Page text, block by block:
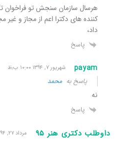
هرسال سازمان سنجش تو فراخوان
کننده های دکترا اعم از مجاز و غیر
داد،
پاسخ
payam شهریور ۷, ۱۳۹۴ ۱۰:۰۰ ب٫ظ
پاسخ به محمد
نه
پاسخ
داوطلب دکتری هنر ٩۵ مرداد ۲۷, ۱۳۹۴ ۱۲:۳۲ ب٫ظ